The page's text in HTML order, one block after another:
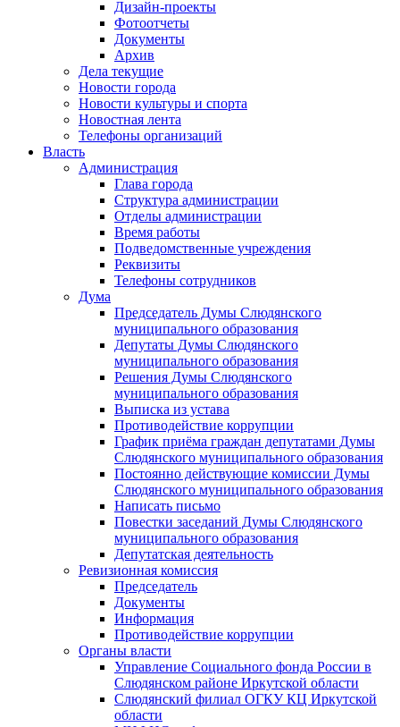
Дизайн-проекты
Фотоотчеты
Документы
Архив
Дела текущие
Новости города
Новости культуры и спорта
Новостная лента
Телефоны организаций
Власть
Администрация
Глава города
Структура администрации
Отделы администрации
Время работы
Подведомственные учреждения
Реквизиты
Телефоны сотрудников
Дума
Председатель Думы Слюдянского
муниципального образования
Депутаты Думы Слюдянского
муниципального образования
Решения Думы Слюдянского
муниципального образования
Выписка из устава
Противодействие коррупции
График приёма граждан депутатами Думы
Слюдянского муниципального образования
Постоянно действующие комиссии Думы
Слюдянского муниципального образования
Написать письмо
Повестки заседаний Думы Слюдянского
муниципального образования
Депутатская деятельность
Ревизионная комиссия
Председатель
Документы
Информация
Противодействие коррупции
Органы власти
Управление Социального фонда России в
Слюдянском районе Иркутской области
Слюдянский филиал ОГКУ КЦ Иркутской
области